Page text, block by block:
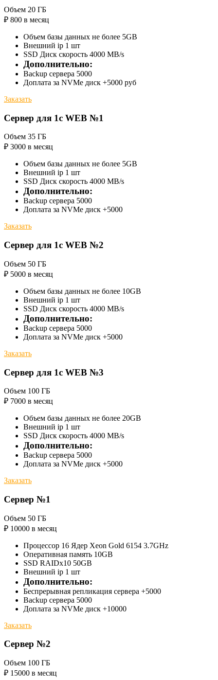
Объем 20 ГБ
₽ 800 в месяц
Объем базы данных не более 5GB
Внешний ip 1 шт
SSD Диск скорость 4000 MB/s
Дополнительно:
Backup сервера 5000
Доплата за NVMe диск +5000 руб
Заказать
Сервер для 1с WEB №1
Объем 35 ГБ
₽ 3000 в месяц
Объем базы данных не более 5GB
Внешний ip 1 шт
SSD Диск скорость 4000 MB/s
Дополнительно:
Backup сервера 5000
Доплата за NVMe диск +5000
Заказать
Сервер для 1с WEB №2
Объем 50 ГБ
₽ 5000 в месяц
Объем базы данных не более 10GB
Внешний ip 1 шт
SSD Диск скорость 4000 MB/s
Дополнительно:
Backup сервера 5000
Доплата за NVMe диск +5000
Заказать
Сервер для 1с WEB №3
Объем 100 ГБ
₽ 7000 в месяц
Объем базы данных не более 20GB
Внешний ip 1 шт
SSD Диск скорость 4000 MB/s
Дополнительно:
Backup сервера 5000
Доплата за NVMe диск +5000
Заказать
Сервер №1
Объем 50 ГБ
₽ 10000 в месяц
Процессор 16 Ядер Xeon Gold 6154 3.7GHz
Оперативная память 10GB
SSD RAIDx10 50GB
Внешний ip 1 шт
Дополнительно:
Беспрерывная репликация сервера +5000
Backup сервера 5000
Доплата за NVMe диск +10000
Заказать
Сервер №2
Объем 100 ГБ
₽ 15000 в месяц